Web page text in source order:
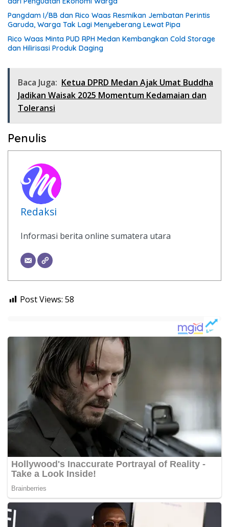
Pangdam I/BB dan Rico Waas Resmikan Jembatan Perintis
Garuda, Warga Tak Lagi Menyeberang Lewat Pipa
Rico Waas Minta PUD RPH Medan Kembangkan Cold Storage
dan Hilirisasi Produk Daging
Baca Juga: Ketua DPRD Medan Ajak Umat Buddha
Jadikan Waisak 2025 Momentum Kedamaian dan
Toleransi
Penulis
Redaksi
Informasi berita online sumatera utara
Post Views: 58